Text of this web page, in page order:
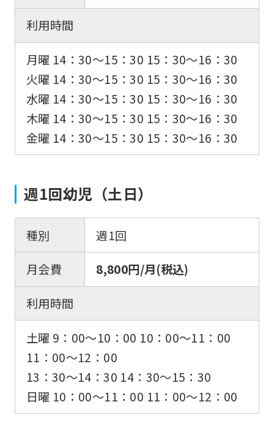
利用時間
月曜 14：30〜15：30 15：30〜16：30
火曜 14：30〜15：30 15：30〜16：30
水曜 14：30〜15：30 15：30〜16：30
木曜 14：30〜15：30 15：30〜16：30
金曜 14：30〜15：30 15：30〜16：30
週1回幼児（土日）
種別
週1回
月会費
8,800円/月(税込)
利用時間
土曜 9：00〜10：00 10：00〜11：00
11：00〜12：00
13：30〜14：30 14：30〜15：30
日曜 10：00〜11：00 11：00〜12：00